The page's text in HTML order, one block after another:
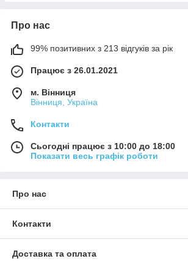
Про нас
99% позитивних з 213 відгуків за рік
Працює з 26.01.2021
м. Вінниця
Вінниця, Україна
Контакти
Сьогодні працює з 10:00 до 18:00
Показати весь графік роботи
Про нас
Контакти
Доставка та оплата